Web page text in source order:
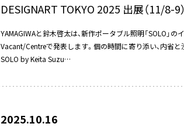
DESIGNART TOKYO 2025 出展（11/8-9）
YAMAGIWAと鈴木啓太は、新作ポータブル照明「SOLO」
Vacant/Centreで発表します。個の時間に寄り添い、内省
SOLO by Keita Suzu…
2025.10.16